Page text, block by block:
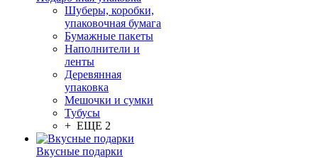
Шуберы, коробки,
упаковочная бумага
Бумажные пакеты
Наполнители и
ленты
Деревянная
упаковка
Мешочки и сумки
Тубусы
+ ЕЩЕ 2
Вкусные подарки